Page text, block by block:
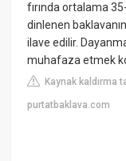
fırında ortalama
dinlenen
ilave edilir.
muhafaza etmek
Kaynak kaldırma
purtatbaklava.com